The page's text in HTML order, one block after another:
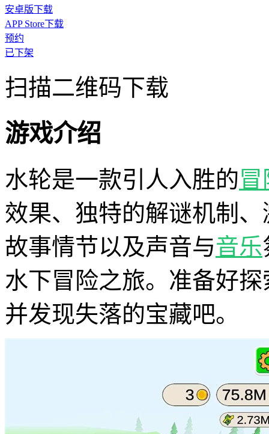
安卓版下载
APP Store下载
预约
已下架
扫描二维码下载
游戏介绍
水轮是一款引人入胜的冒
效果、独特的解谜机制
故事情节以及声音与音乐
水下冒险之旅。准备好
并发现失落的宝藏吧。